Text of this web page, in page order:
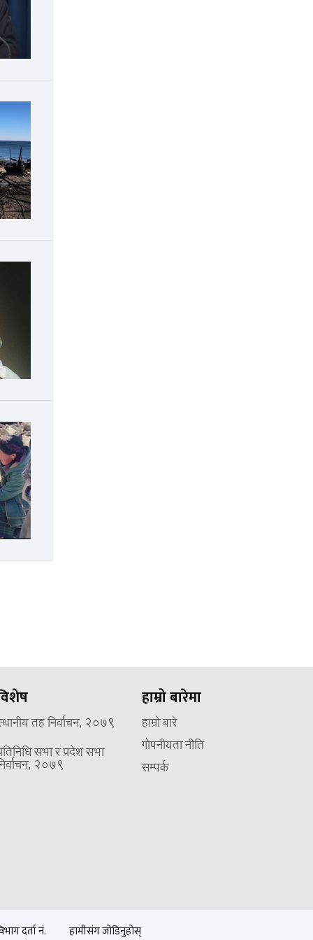
तह निर्वाचन, २०७९
सभा र प्रदेश सभा
२०७९
हाम्रो बारेमा
हाम्रो बारे
गोपनीयता नीति
सम्पर्क
दर्ता नं. हामीसंग जोडिनुहोस्